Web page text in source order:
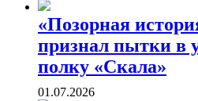
«Позорная
признал пытки в
полку «Скала»
01.07.2026